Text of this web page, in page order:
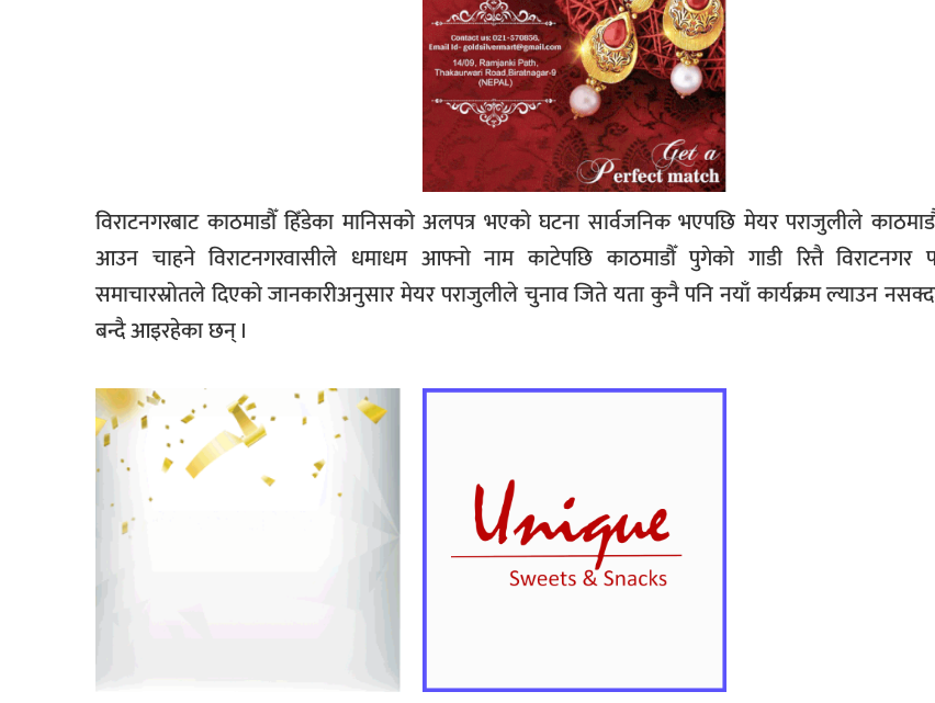
विराटनगरबाट काठमाडौँ हिँडेका मानिसको अलपत्र भएको घटना सार्वजनिक भएपछि मेयर पराजुलीले
आउन चाहने विराटनगरवासीले धमाधम आफ्नो नाम काटेपछि काठमाडौँ पुगेको गाडी रित्तै विराटनगर
समाचारस्रोतले दिएको जानकारीअनुसार मेयर पराजुलीले चुनाव जिते यता कुनै पनि नयाँ कार्यक्रम ल्याउन
बन्दै आइरहेका छन् ।